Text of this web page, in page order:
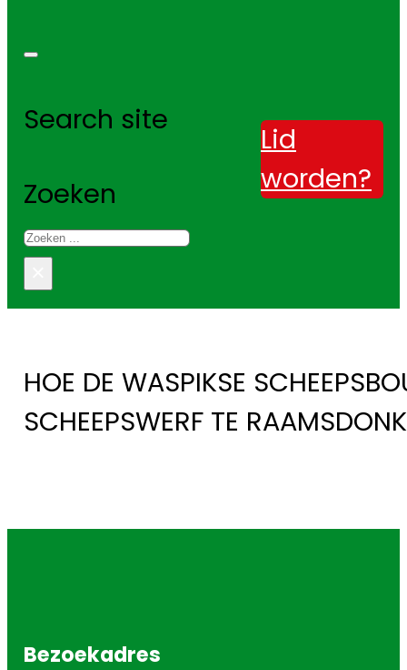
Search site
Zoeken
Lid
worden?
HOE DE WASPIKSE
SCHEEPSWERF TE
Bezoekadres